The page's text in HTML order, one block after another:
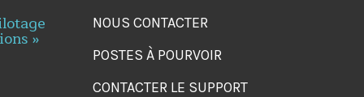
»
NOUS CONTACTER
POSTES À POURVOIR
CONTACTER LE SUPPORT